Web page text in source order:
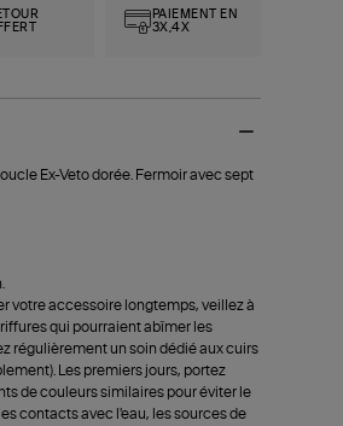
PAIEMENT EN
3X,4X
Ex-Veto dorée. Fermoir avec sept
votre accessoire longtemps, veillez à
qui pourraient abîmer les
régulièrement un soin dédié aux cuirs
Les premiers jours, portez
de couleurs similaires pour éviter le
contacts avec l'eau, les sources de